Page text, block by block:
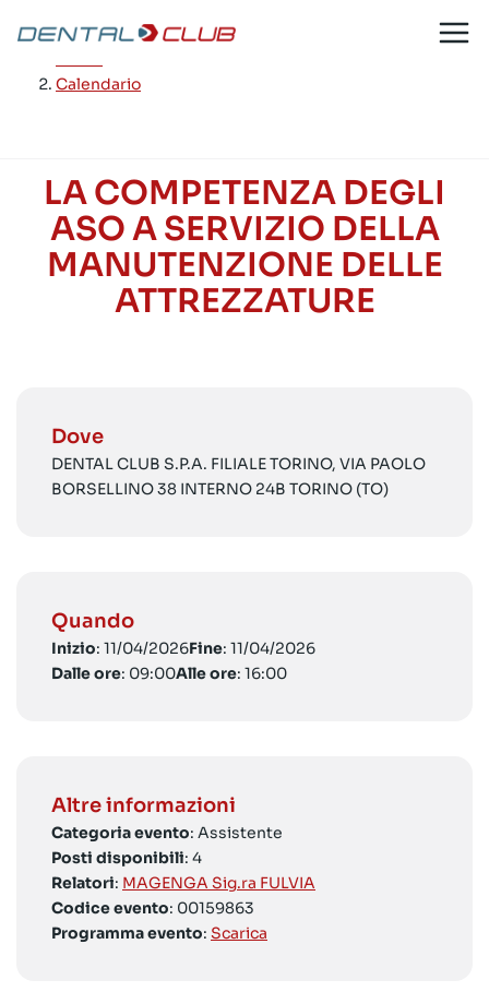
contenuto
Calendario
LA COMPETENZA DEGLI
ASO A SERVIZIO DELLA
MANUTENZIONE DELLE
ATTREZZATURE
Dove
DENTAL CLUB S.P.A. FILIALE TORINO, VIA PAOLO
BORSELLINO 38 INTERNO 24B TORINO (TO)
Quando
Inizio: 11/04/2026Fine: 11/04/2026
Dalle ore: 09:00Alle ore: 16:00
Altre informazioni
Categoria evento: Assistente
Posti disponibili: 4
Relatori: MAGENGA Sig.ra FULVIA
Codice evento: 00159863
Programma evento: Scarica